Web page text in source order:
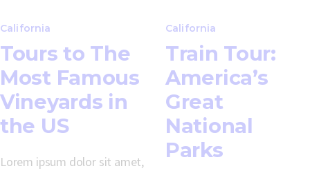
California
Tours to The
Most Famous
Vineyards in
the US
Lorem ipsum dolor sit amet,
California
Train Tour:
America’s
Great
National
Parks